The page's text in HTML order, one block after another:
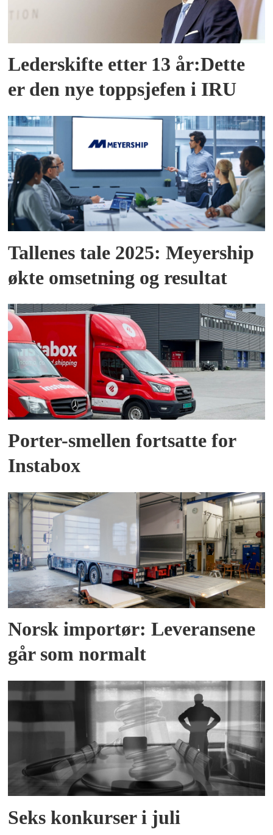
Lederskifte etter 13 år:Dette
er den nye toppsjefen i IRU
Tallenes tale 2025: Meyership
økte omsetning og resultat
Porter-smellen fortsatte for
Instabox
Norsk importør: Leveransene
går som normalt
Seks konkurser i juli